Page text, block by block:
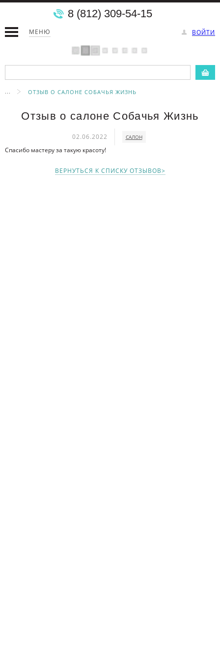
МЕНЮ ВОЙТИ
8 (812) 309-54-15
... ОТЗЫВ О САЛОНЕ СОБАЧЬЯ ЖИЗНЬ
Отзыв о салоне Собачья Жизнь
02.06.2022 САЛОН
Спасибо мастеру за такую красоту!
ВЕРНУТЬСЯ К СПИСКУ ОТЗЫВОВ